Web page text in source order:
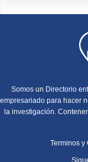
Somos un Directorio
empresariado para hacer
la investigación.
Terminos y